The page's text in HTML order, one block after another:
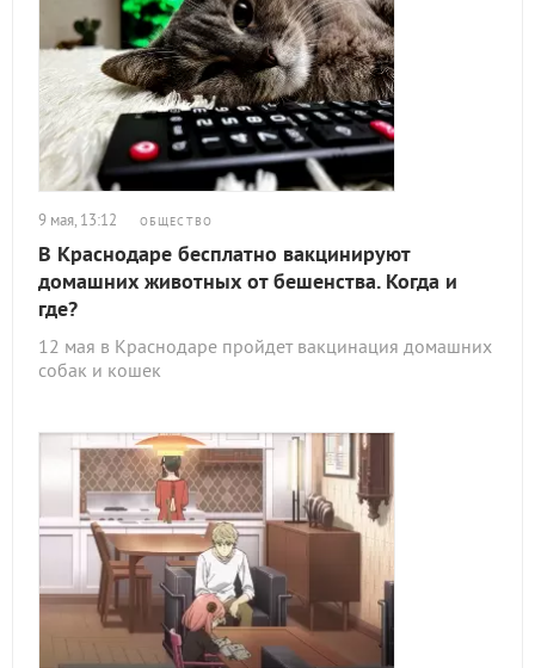
9 мая, 13:12 ОБЩЕСТВО
В Краснодаре бесплатно вакцинируют
домашних животных от бешенства. Когда и
где?
12 мая в Краснодаре пройдет вакцинация домашних
собак и кошек